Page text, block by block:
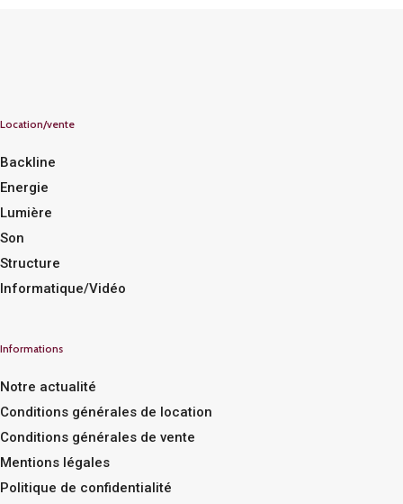
Location/vente
Backline
Energie
Lumière
Son
Structure
Informatique/Vidéo
Informations
Notre actualité
Conditions générales de location
Conditions générales de vente
Mentions légales
Politique de confidentialité